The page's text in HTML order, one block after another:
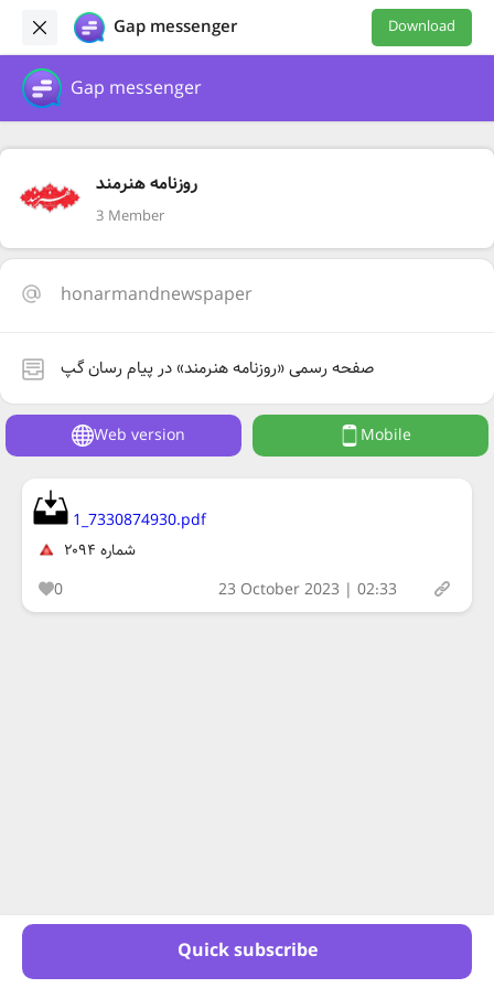
Gap messenger Download
Gap messenger
روزنامه هنرمند
3 Member
honarmandnewspaper
صفحه رسمی «روزنامه هنرمند» در پیام رسان گپ
Quick subscribe
Web version Mobile
1_7330874930.pdf
شماره ۲۰۹۴
0
23 October 2023 | 02:33